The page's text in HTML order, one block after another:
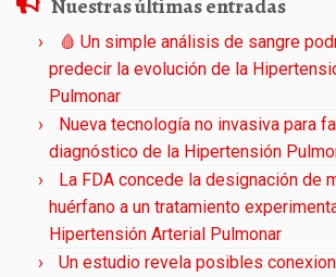
🩸 Un simple análisis de sangre
predecir la evolución de la
Pulmonar
Nueva tecnología no invasiva para
diagnóstico de la Hipertensión
La FDA concede la designación de
huérfano a un tratamiento
Hipertensión Arterial Pulmonar
Un estudio revela posibles